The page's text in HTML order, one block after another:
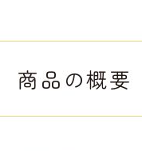
商品の概要